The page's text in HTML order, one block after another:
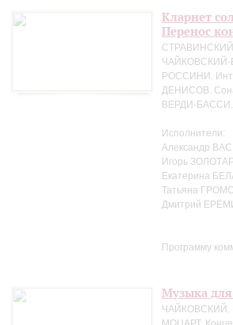
Кларнет
Перенос
СТРАВИНСКИЙ.
ЧАЙКОВСКИЙ-
РОССИНИ.
ДЕНИСОВ.
ВЕРДИ-БАССИ.
Исполнители:
Александр
Игорь
Екатерина
Татьяна
Дмитрий
Программу
Музыка
ЧАЙКОВСКИЙ.